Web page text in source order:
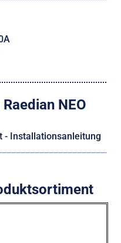
NEO
- Installationsanleitung